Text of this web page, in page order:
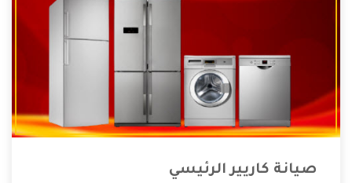
صيانة كاريير الرئيسي